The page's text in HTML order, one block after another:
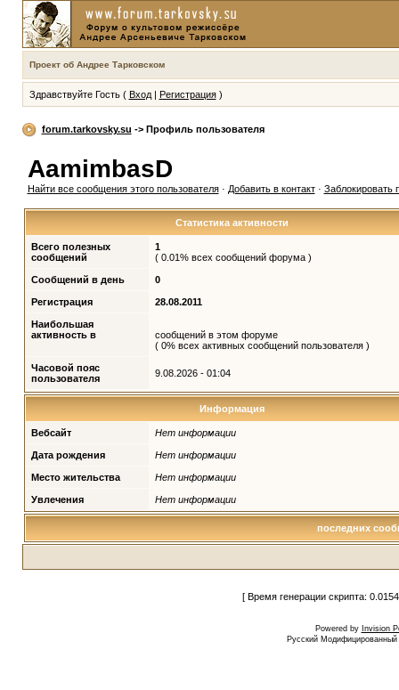
Проект об Андрее Тарковском
Здравствуйте Гость ( Вход| Регистрация)
forum.tarkovsky.su -> Профиль пользователя
AamimbasD
Найти все сообщения этого пользователя· Добавить в контакт· Заблокировать
Статистика активности
Всего полезных
сообщений
1
( 0.01% всех сообщений форума )
Сообщений в день 0
Регистрация 28.08.2011
Наибольшая
активность в
сообщений в этом форуме
( 0% всех активных сообщений пользователя )
Часовой пояс
пользователя
9.08.2026 - 01:04
Информация
Вебсайт Нет информации
Дата рождения Нет информации
Место жительства Нет информации
Увлечения Нет информации
последних
[ Время генерации скрипта:
Powered by Invision
Русский